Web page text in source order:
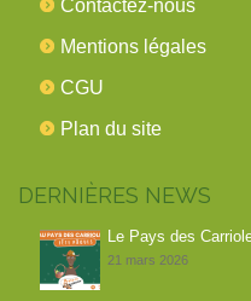
Contactez-nous
Mentions légales
CGU
Plan du site
DERNIÈRES NEWS
Le Pays des
21 mars 2026